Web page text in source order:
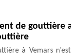
de gouttière
à Vemars